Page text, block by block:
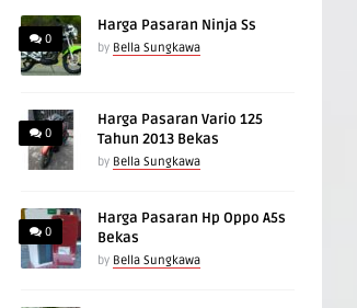
0
Harga Pasaran Ninja Ss
by Bella Sungkawa
0
Harga Pasaran Vario 125
Tahun 2013 Bekas
by Bella Sungkawa
0
Harga Pasaran Hp Oppo A5s
Bekas
by Bella Sungkawa